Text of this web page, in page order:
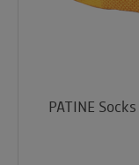
PATINE